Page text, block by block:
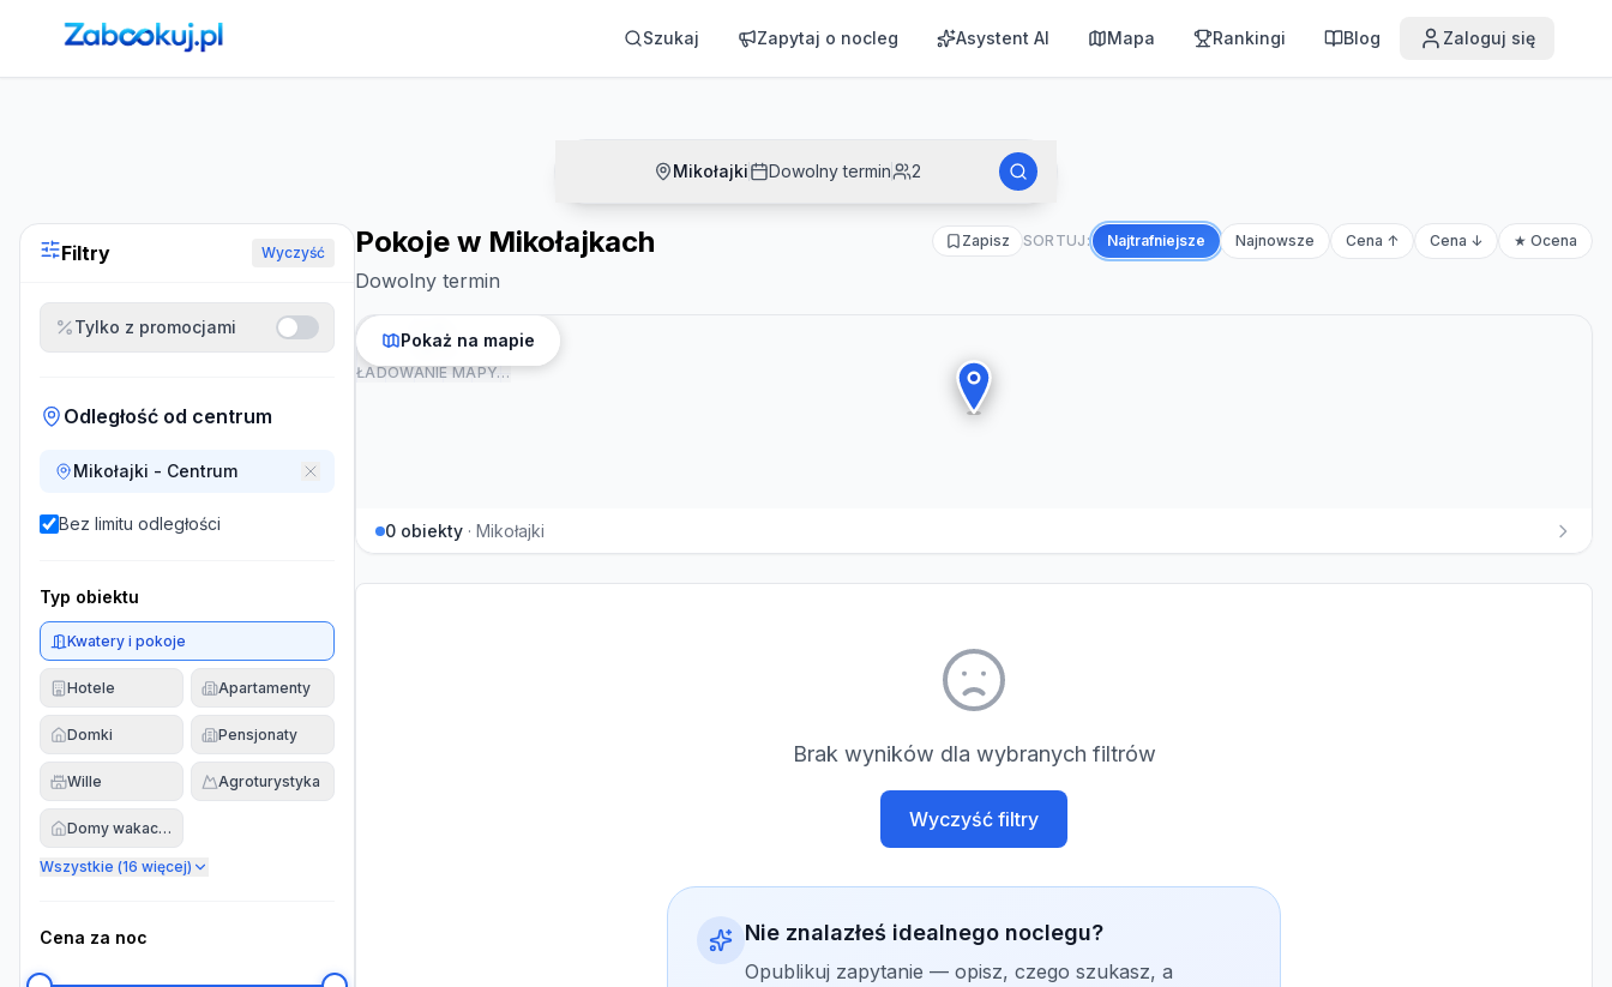
Strona główna ›Noclegi Szukaj Zapytaj o nocleg Asystent AI Mapa Rankingi Blog Zaloguj się
Mikołajki Dowolny termin 2
Filtry Wyczyść
Tylko z promocjami
Odległość od centrum
Mikołajki - Centrum
Bez limitu odległości
Typ obiektu
Kwatery i pokoje
Hotele Apartamenty
Domki Pensjonaty
Wille Agroturystyka
Domy wakacyjne
Wszystkie (16 więcej)
Cena za noc
Pokoje w Mikołajkach
Dowolny termin
Zapisz SORTUJ: Najtrafniejsze Najnowsze Cena ↑ Cena ↓ ★ Ocena
ŁADOWANIE MAPY…
Pokaż na mapie
0 obiekty · Mikołajki
Brak wyników dla wybranych filtrów
Wyczyść filtry
Nie znalazłeś idealnego noclegu?
Opublikuj zapytanie — opisz, czego szukasz, a